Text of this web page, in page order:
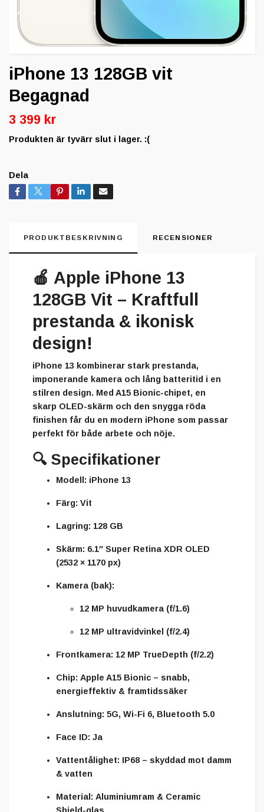
iPhone 13 128GB vit
Begagnad
3 399 kr
Produkten är tyvärr slut i lager. :(
Dela
PRODUKTBESKRIVNING RECENSIONER
🍎 Apple iPhone 13
128GB Vit – Kraftfull
prestanda & ikonisk
design!
iPhone 13 kombinerar stark prestanda,
imponerande kamera och lång batteritid i en
stilren design. Med A15 Bionic-chipet, en
skarp OLED-skärm och den snygga röda
finishen får du en modern iPhone som passar
perfekt för både arbete och nöje.
🔍 Specifikationer
Modell: iPhone 13
Färg: Vit
Lagring: 128 GB
Skärm: 6.1″ Super Retina XDR OLED
(2532 × 1170 px)
Kamera (bak):
12 MP huvudkamera (f/1.6)
12 MP ultravidvinkel (f/2.4)
Frontkamera: 12 MP TrueDepth (f/2.2)
Chip: Apple A15 Bionic – snabb,
energieffektiv & framtidssäker
Anslutning: 5G, Wi-Fi 6, Bluetooth 5.0
Face ID: Ja
Vattentålighet: IP68 – skyddad mot damm
& vatten
Material: Aluminiumram & Ceramic